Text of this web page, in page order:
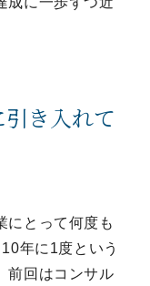
き入れて
にとって何度も
年に1度という
前回はコンサル